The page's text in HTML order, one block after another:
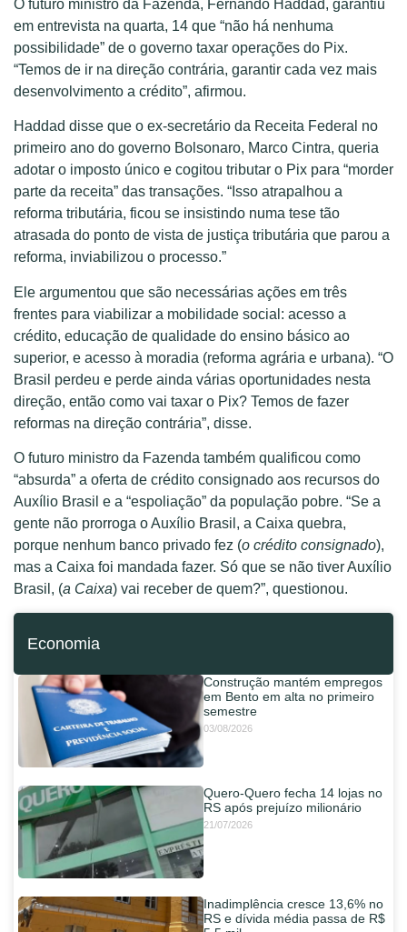
O futuro ministro da Fazenda, Fernando Haddad, garantiu
em entrevista na quarta, 14 que “não há nenhuma
possibilidade” de o governo taxar operações do Pix.
“Temos de ir na direção contrária, garantir cada vez mais
desenvolvimento a crédito”, afirmou.
Haddad disse que o ex-secretário da Receita Federal no
primeiro ano do governo Bolsonaro, Marco Cintra, queria
adotar o imposto único e cogitou tributar o Pix para “morder
parte da receita” das transações. “Isso atrapalhou a
reforma tributária, ficou se insistindo numa tese tão
atrasada do ponto de vista de justiça tributária que parou a
reforma, inviabilizou o processo.”
Ele argumentou que são necessárias ações em três
frentes para viabilizar a mobilidade social: acesso a
crédito, educação de qualidade do ensino básico ao
superior, e acesso à moradia (reforma agrária e urbana). “O
Brasil perdeu e perde ainda várias oportunidades nesta
direção, então como vai taxar o Pix? Temos de fazer
reformas na direção contrária”, disse.
O futuro ministro da Fazenda também qualificou como
“absurda” a oferta de crédito consignado aos recursos do
Auxílio Brasil e a “espoliação” da população pobre. “Se a
gente não prorroga o Auxílio Brasil, a Caixa quebra,
porque nenhum banco privado fez (o crédito consignado),
mas a Caixa foi mandada fazer. Só que se não tiver Auxílio
Brasil, (a Caixa) vai receber de quem?”, questionou.
Economia
Construção mantém empregos
em Bento em alta no primeiro
semestre
03/08/2026
Quero-Quero fecha 14 lojas no
RS após prejuízo milionário
21/07/2026
Inadimplência cresce 13,6% no
RS e dívida média passa de R$